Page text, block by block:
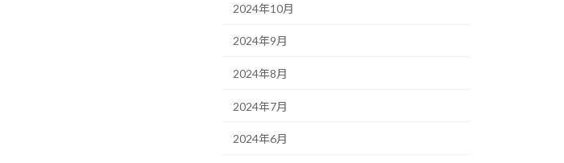
2024年10月
2024年9月
2024年8月
2024年7月
2024年6月